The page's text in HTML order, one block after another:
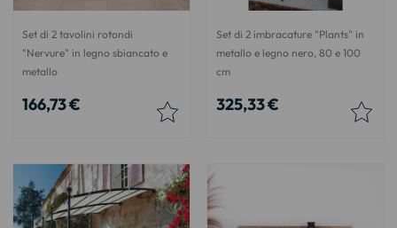
Set di 2 tavolini rotondi
"Nervure" in legno sbiancato e
metallo
166,73 €
Set di 2 imbracature "Plants" in
metallo e legno nero, 80 e 100
cm
325,33 €